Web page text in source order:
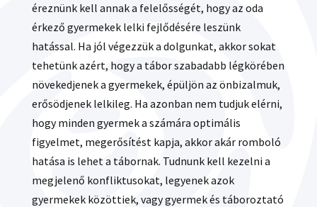
éreznünk kell annak a felelősségét, hogy az oda
érkező gyermekek lelki fejlődésére leszünk
hatással. Ha jól végezzük a dolgunkat, akkor sokat
tehetünk azért, hogy a tábor szabadabb légkörében
növekedjenek a gyermekek, épüljön az önbizalmuk,
erősödjenek lelkileg. Ha azonban nem tudjuk elérni,
hogy minden gyermek a számára optimális
figyelmet, megerősítést kapja, akkor akár romboló
hatása is lehet a tábornak. Tudnunk kell kezelni a
megjelenő konfliktusokat, legyenek azok
gyermekek közöttiek, vagy gyermek és táboroztató